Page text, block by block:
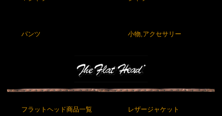
パンツ 小物,アクセサリー
フラットヘッド商品一覧 レザージャケット